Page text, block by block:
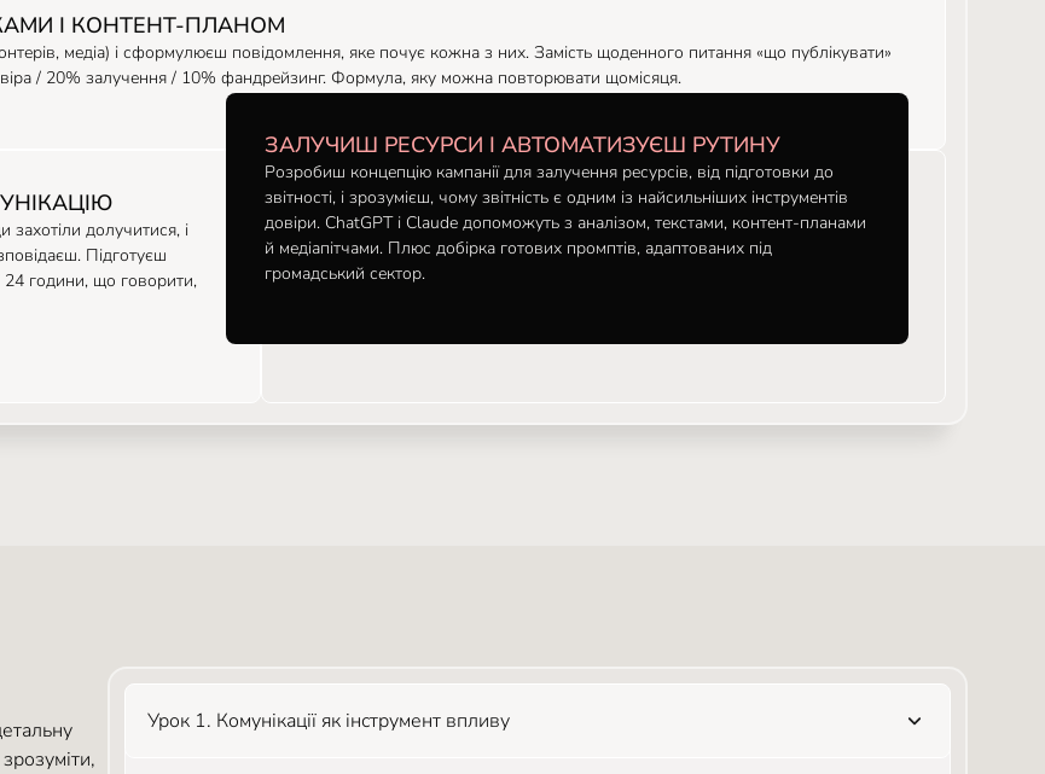
І КОНТЕНТ-ПЛАНОМ
медіа) і сформулюєш повідомлення, яке почує кожна з них. Замість щоденного питання «що публікувати»
/ 20% залучення / 10% фандрейзинг. Формула, яку можна повторювати щомісяця.
захотіли долучитися, і
Підготуєш
24 години, що говорити,
ЗАЛУЧИШ РЕСУРСИ І АВТОМАТИЗУЄШ РУТИНУ
Розробиш концепцію кампанії для залучення ресурсів, від підготовки до
звітності, і зрозумієш, чому звітність є одним із найсильніших інструментів
довіри. ChatGPT і Claude допоможуть з аналізом, текстами, контент-планами
й медіапітчами. Плюс добірка готових промптів, адаптованих під
громадський сектор.
Урок 1. Комунікації як інструмент впливу